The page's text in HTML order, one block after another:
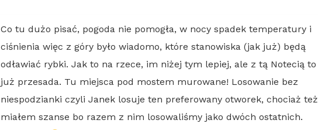
Co tu dużo pisać, pogoda nie pomogła, w nocy spadek temperatury i
ciśnienia więc z góry było wiadomo, które stanowiska (jak już) będą
odławiać rybki. Jak to na rzece, im niżej tym lepiej, ale z tą Notecią to
już przesada. Tu miejsca pod mostem murowane! Losowanie bez
niespodzianki czyli Janek losuje ten preferowany otworek, chociaż też
miałem szanse bo razem z nim losowaliśmy jako dwóch ostatnich.